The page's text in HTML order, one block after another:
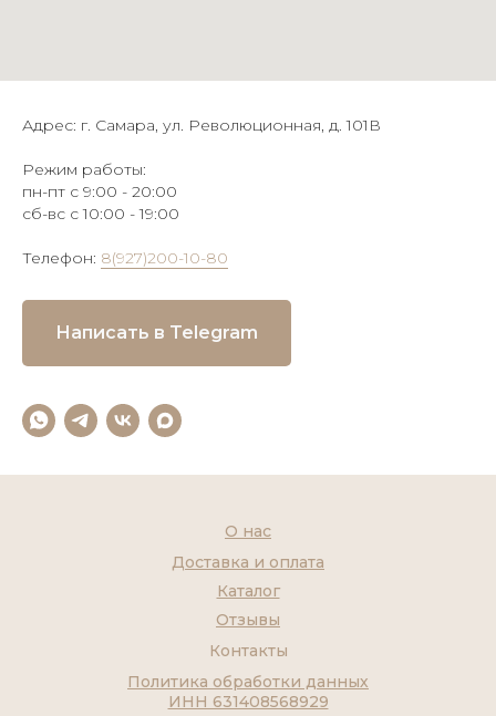
Адрес: г. Самара, ул. Революционная, д. 101В
Режим работы:
пн-пт с 9:00 - 20:00
сб-вс с 10:00 - 19:00
Телефон: 8(927)200-10-80
Написать в Telegram
Контакты
Каталог
О нас
Доставка и оплата
Отзывы
Политика обработки данных
ИНН 631408568929